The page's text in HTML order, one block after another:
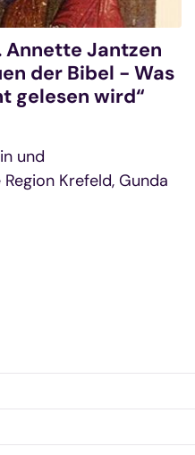
Annette Jantzen
der Bibel - Was
gelesen wird“
und
Krefeld, Gunda